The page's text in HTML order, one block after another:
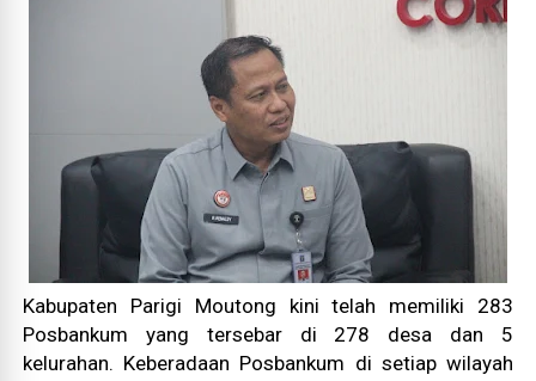
Kabupaten Parigi Moutong kini telah memiliki 283
Posbankum yang tersebar di 278 desa dan 5
kelurahan. Keberadaan Posbankum di setiap wilayah